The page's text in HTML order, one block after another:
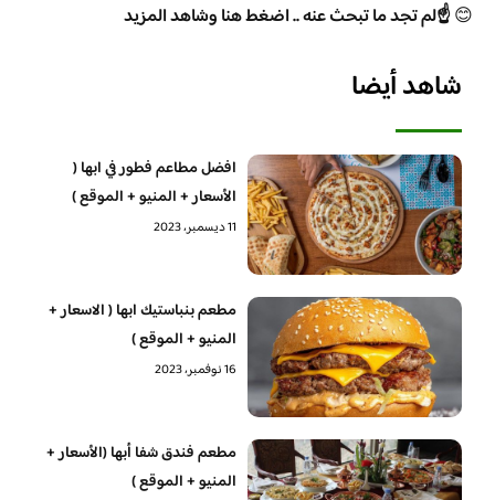
😊☝️لم تجد ما تبحث عنه .. اضغط هنا وشاهد المزيد
شاهد أيضا
افضل مطاعم فطور في ابها (
الأسعار + المنيو + الموقع )
11 ديسمبر، 2023
مطعم بنباستيك ابها ( الاسعار +
المنيو + الموقع )
16 نوفمبر، 2023
مطعم فندق شفا أبها (الأسعار +
المنيو + الموقع )